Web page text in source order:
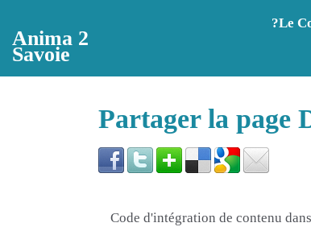
Anima 2
Savoie
?️Le
Partager la page
Code d'intégration de contenu